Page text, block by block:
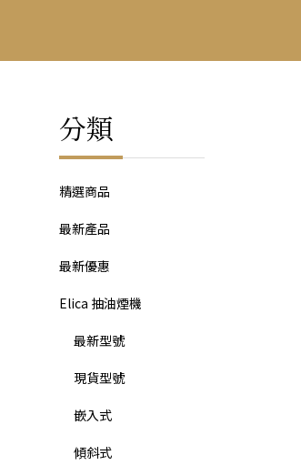
分類
精選商品
最新產品
最新優惠
Elica 抽油煙機
最新型號
現貨型號
嵌入式
傾斜式